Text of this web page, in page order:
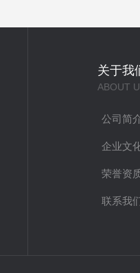
关于我
ABOUT
公司简
企业文
荣誉资
联系我